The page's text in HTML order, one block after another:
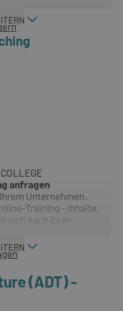
anfragen
Unternehmen.
Training - Inhalte,
sich nach Ihren
(ADT) -